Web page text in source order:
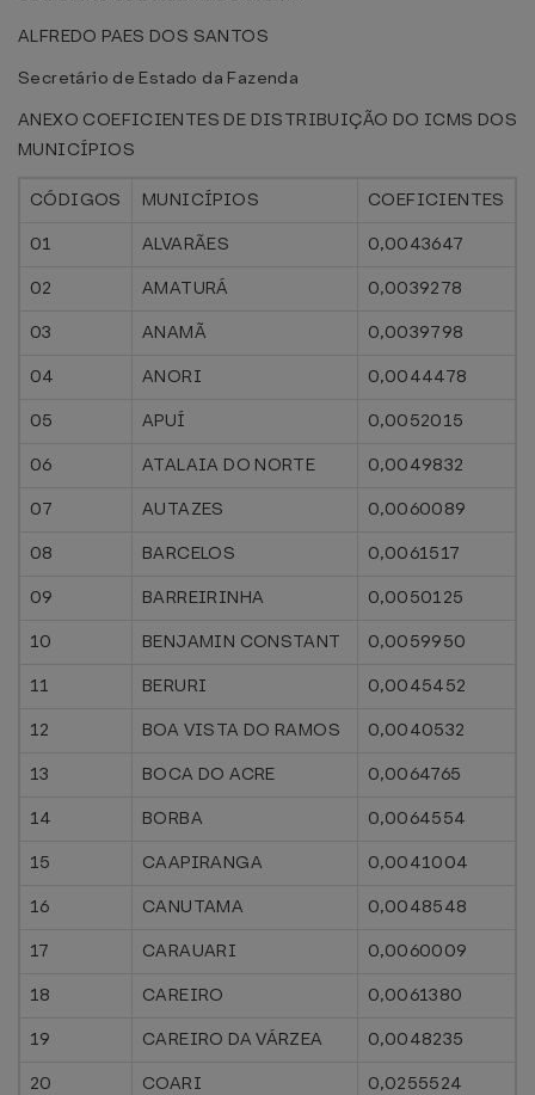
ALFREDO PAES DOS SANTOS
Secretário de Estado da Fazenda
ANEXO COEFICIENTES DE DISTRIBUIÇÃO DO ICMS DOS
MUNICÍPIOS
CÓDIGOS MUNICÍPIOS
COEFICIENTES
01
ALVARÃES
0,0043647
02
AMATURÁ
0,0039278
03
ANAMÃ
0,0039798
04
ANORI
0,0044478
05
APUÍ
0,0052015
06
ATALAIA DO NORTE
0,0049832
07
AUTAZES
0,0060089
08
BARCELOS
0,0061517
09
BARREIRINHA
0,0050125
10
BENJAMIN CONSTANT
0,0059950
11
BERURI
0,0045452
12
BOA VISTA DO RAMOS
0,0040532
13
BOCA DO ACRE
0,0064765
14
BORBA
0,0064554
15
CAAPIRANGA
0,0041004
16
CANUTAMA
0,0048548
17
CARAUARI
0,0060009
18
CAREIRO
0,0061380
19
CAREIRO DA VÁRZEA
0,0048235
20
COARI 0,0255524